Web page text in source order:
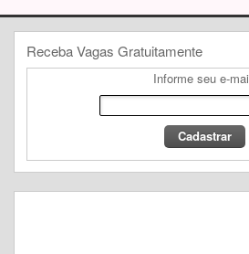
Receba Vagas Gratuitamente
Informe seu e-